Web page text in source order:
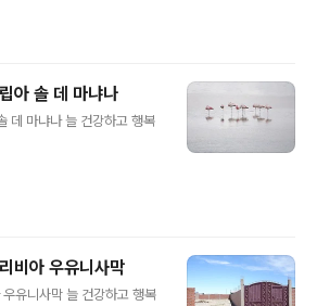
아 솔 데 마냐나
데 마냐나 늘 건강하고 행복
비아 우유니사막
유니사막 늘 건강하고 행복